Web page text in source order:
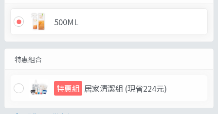
500ML
特惠組合
特惠組 居家清潔組 (現省224元)